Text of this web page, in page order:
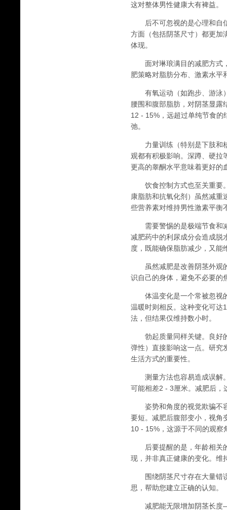
这对整体男性健康大有裨益。
后不可忽视的是心理和自信
方面（包括阴茎尺寸）都更加
体现。
面对琳琅满目的减肥方式，
肥策略对脂肪分布、激素水
有氧运动（如跑步、游泳）
腰围和腹部脂肪，对阴茎显露
12 - 15%，远超过单纯节食的
弛。
力量训练（特别是下肢和核
观都有积极影响。深蹲、硬拉
更高的睾酮水平意味着更好的
饮食控制方式也至关重要。
康脂肪和抗氧化剂）虽然减
些营养素对维持男性激素平衡
需要警惕的是极端节食和减
减肥药中的利尿成分会造成脱
度，既能确保脂肪减少，又能
虽然减肥是改善阴茎外观的
识自己的身体，避免不必要的
体温变化是一个常被忽视的
温暖时则相反。这种变化可达
法，但结果仅维持数小时。
勃起质量同样关键。良好的
弹性）直接影响这一点。研究
生活方式的重要性。
测量方法也容易造成误解。
可能相差2 - 3厘米。减肥后，
姿势和角度的视觉欺骗不容
要短。减肥后腹部变小，视角
10 - 15%，这源于不同的观察
后要提醒的是，年龄相关的
现，并非真正健康的变化。维
围绕阴茎尺寸存在大量错误
思，帮助您建立正确的认知。
减肥能无限增加阴茎长度